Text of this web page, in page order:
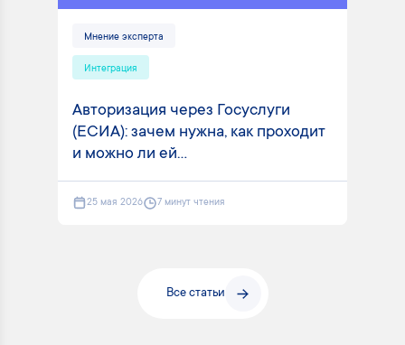
Мнение эксперта
Интеграция
Авторизация через Госуслуги
(ЕСИА): зачем нужна, как проходит
и можно ли ей...
25 мая 2026 7 минут чтения
Все статьи